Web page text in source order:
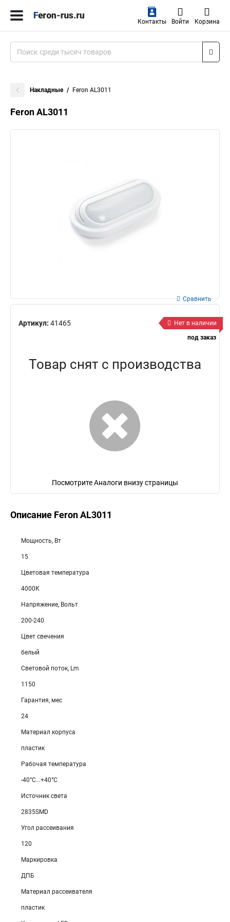
Контакты Войти Корзина
Накладные Feron AL3011
Feron AL3011
Артикул: 41465
Сравнить
Нет в наличии
под заказ
Товар снят с производства
Посмотрите Аналоги внизу страницы
Описание Feron AL3011
Мощность, Вт
15
Цветовая температура
4000К
Напряжение, Вольт
200-240
Цвет свечения
белый
Световой поток, Lm
1150
Гарантия, мес
24
Материал корпуса
пластик
Рабочая температура
-40°C...+40°C
Источник света
2835SMD
Угол рассеивания
120
Маркировка
ДПБ
Материал рассеивателя
пластик